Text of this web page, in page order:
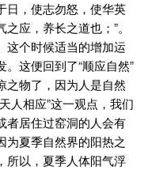
日，使志勿怒，使华英
应，养长之道也；”。
这个时候适当的增加运
这便回到了“顺应自然”
之物了，因为人是自然
人相应”这一观点，我们
者居住过窑洞的人会有
为夏季自然界的阳热之
所以，夏季人体阳气浮